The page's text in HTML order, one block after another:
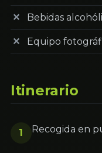
Bebidas
Equipo
Itinerario
1 Recogida en